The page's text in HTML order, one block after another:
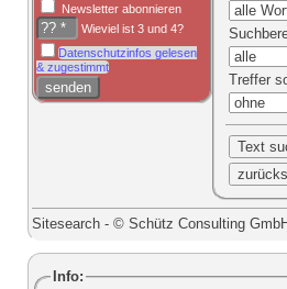
Newsletter abonnieren
Wieviel ist 3 und 4?
Datenschutzinfos gelesen
& zugestimmt
Treffer
Sitesearch - © Schütz Consulting GmbH
Info: